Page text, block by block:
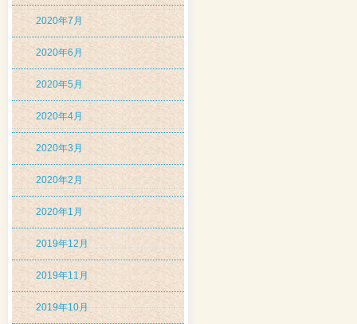
2020年7月
2020年6月
2020年5月
2020年4月
2020年3月
2020年2月
2020年1月
2019年12月
2019年11月
2019年10月